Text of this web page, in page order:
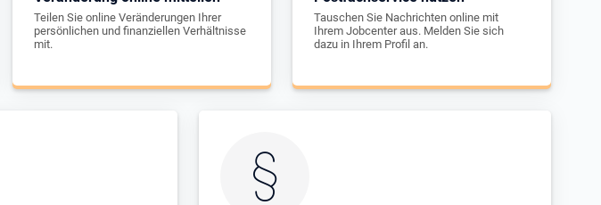
Teilen Sie online Veränderungen Ihrer
persönlichen und finanziellen Verhältnisse
mit.
Tauschen Sie Nachrichten online mit
Ihrem Jobcenter aus. Melden Sie sich
dazu in Ihrem Profil an.